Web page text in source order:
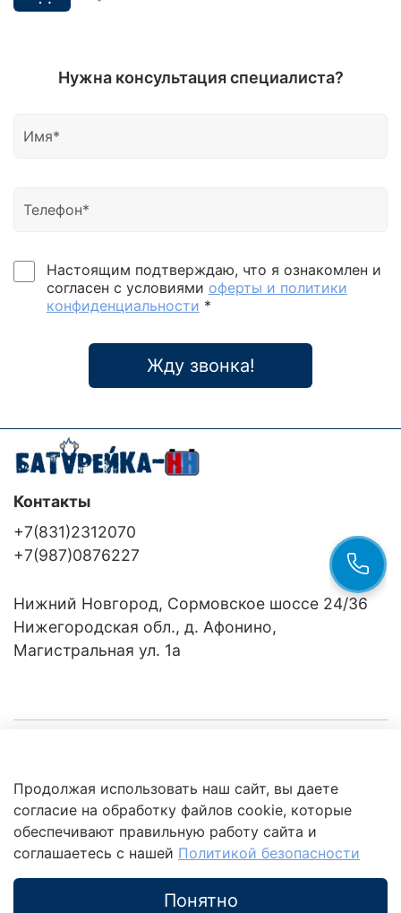
Нужна консультация специалиста?
Настоящим подтверждаю, что я ознакомлен и
согласен с условиями оферты и политики
конфиденциальности *
Жду звонка!
Клиентам
Это интересно
Контакты
+7(831)2312070
+7(987)0876227
Нижний Новгород, Сормовское шоссе 24/36
Нижегородская обл., д. Афонино,
Магистральная ул. 1а
Продолжая использовать наш сайт, вы даете
согласие на обработку файлов cookie, которые
обеспечивают правильную работу сайта и
соглашаетесь с нашей Политикой безопасности
Понятно
обработки